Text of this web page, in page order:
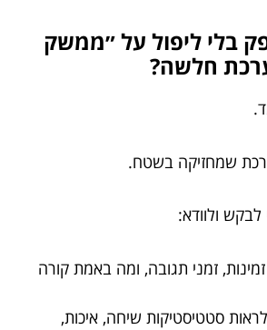
בלי ליפול על ״ממשק
חלשה?
שמחזיקה בשטח.
ולוודא:
זמני תגובה, ומה באמת קורה
סטטיסטיקות שיחה, איכות,